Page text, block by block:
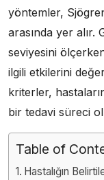
yöntemler,
arasında yer alır.
seviyesini
ilgili etkilerini
kriterler,
bir tedavi süreci
Table of
Hastalığın